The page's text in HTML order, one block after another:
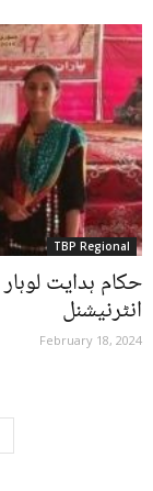
TBP Regional
حکام ہدایت
انٹرنیشنل
February 18, 2024